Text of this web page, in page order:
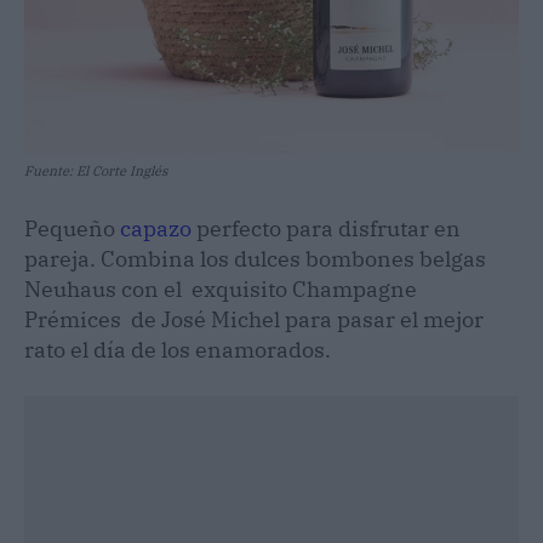
Fuente: El Corte Inglés
Pequeño capazo perfecto para disfrutar en
pareja. Combina los dulces bombones belgas
Neuhaus con el exquisito Champagne
Prémices de José Michel para pasar el mejor
rato el día de los enamorados.